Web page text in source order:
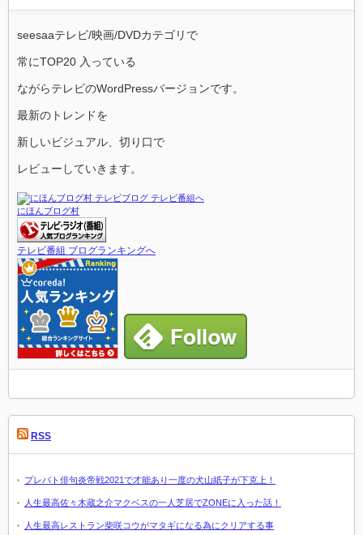
seesaaテレビ/映画/DVDカテゴリで
常にTOP20 入っている
ながらテレビのWordPressバージョンです。
最新のトレンドを
新しいビジュアル、切り口で
レビューしていきます。
にほんブログ村
テレビ番組 ブログランキングへ
RSS
プレバト俳句炎帝戦2021で才能あり一度の犬山紙子が下克上！
人生最高佐々木蔵之介マクベスの一人芝居でZONEに入った話！
人生最高レストラン柴咲コウがマタギになる為にクリアする事